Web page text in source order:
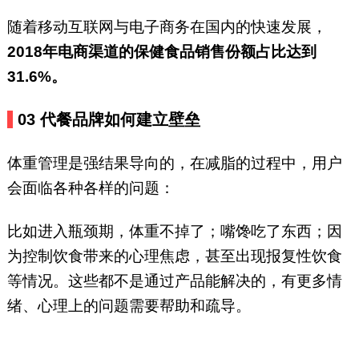
随着移动互联网与电子商务在国内的快速发展，
2018年电商渠道的保健食品销售份额占比达到
31.6%。
03代餐品牌如何建立壁垒
体重管理是强结果导向的，在减脂的过程中，用户
会面临各种各样的问题：
比如进入瓶颈期，体重不掉了；嘴馋吃了东西；因
为控制饮食带来的心理焦虑，甚至出现报复性饮食
等情况。这些都不是通过产品能解决的，有更多情
绪、心理上的问题需要帮助和疏导。